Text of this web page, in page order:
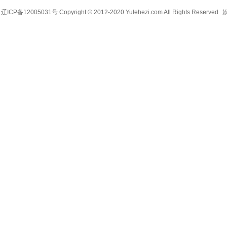
辽ICP备12005031号 Copyright © 2012-2020 Yulehezi.com All Rights Reserved